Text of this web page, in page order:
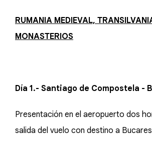
RUMANIA MEDIEVAL,
MONASTERIOS
Día 1.- Santiago de Compostela -
Presentación en el aeropuerto dos
salida del vuelo con destino a